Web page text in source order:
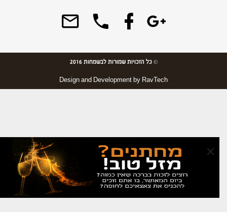
×
© כל הזכויות שמורות לבשמחות 2016
Design and Development by RavTech